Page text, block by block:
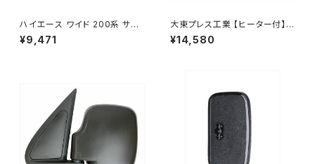
ハイエース ワイド 200系 サン
シェード キャンピング 4層構造
車中泊 遮光 断熱 暑さ対策 盗
¥9,471
大東プレス工業 【ヒーター付】
サイドミラー/バックミラー トレ
¥14,580